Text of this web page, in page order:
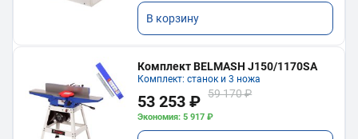
В корзину
Комплект BELMASH J150/1170SA
Комплект: станок и 3 ножа
53 253 ₽ 59 170 ₽
Экономия: 5 917 ₽